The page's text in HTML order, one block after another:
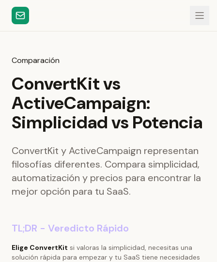
Comparación
ConvertKit vs
ActiveCampaign:
Simplicidad vs Potencia
ConvertKit y ActiveCampaign representan
filosofías diferentes. Compara simplicidad,
automatización y precios para encontrar la
mejor opción para tu SaaS.
TL;DR - Veredicto Rápido
Elige ConvertKit si valoras la simplicidad, necesitas una
solución rápida para empezar y tu SaaS tiene necesidades